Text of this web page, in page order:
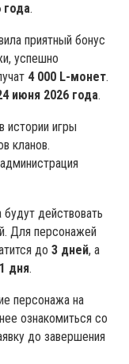
года.
приятный бонус
успешно
4 000 L-монет.
июня 2026 года.
истории игры
кланов.
действовать
Для персонажей
до3 дней, а
1 дня.
персонажа на
ознакомиться со
до завершения